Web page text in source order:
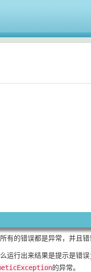
有的错误都是异常，并且错
运行出来结果是提示是错误
的异常。